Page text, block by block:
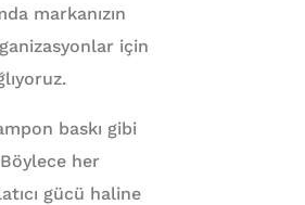
markanızın
için
baskı gibi
her
gücü haline